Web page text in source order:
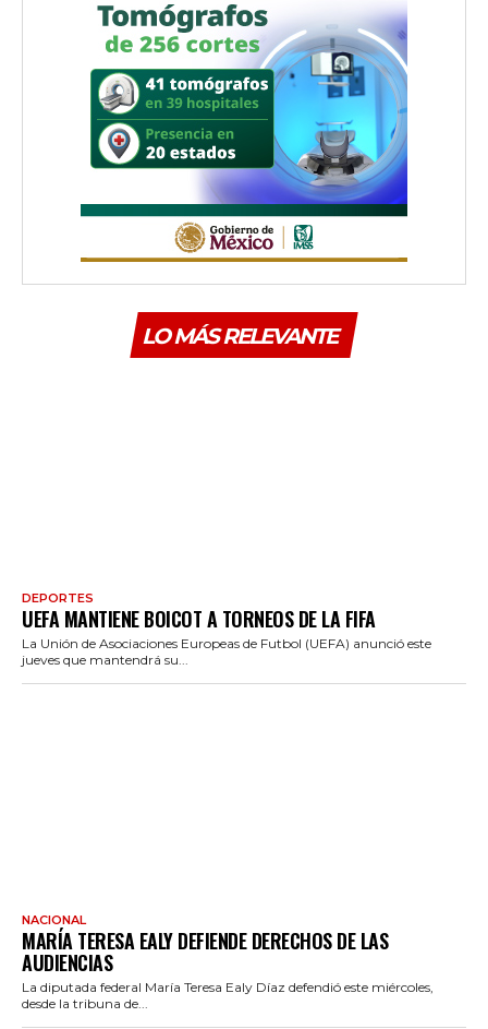
LO MÁS RELEVANTE
DEPORTES
UEFA MANTIENE BOICOT A TORNEOS DE LA FIFA
La Unión de Asociaciones Europeas de Futbol (UEFA) anunció este
jueves que mantendrá su...
NACIONAL
MARÍA TERESA EALY DEFIENDE DERECHOS DE LAS
AUDIENCIAS
La diputada federal María Teresa Ealy Díaz defendió este miércoles,
desde la tribuna de...